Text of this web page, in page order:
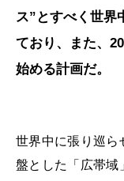
ス”とすべく世界
ており、また、
始める計画だ。
世界中に張り巡ら
盤とした「広帯域